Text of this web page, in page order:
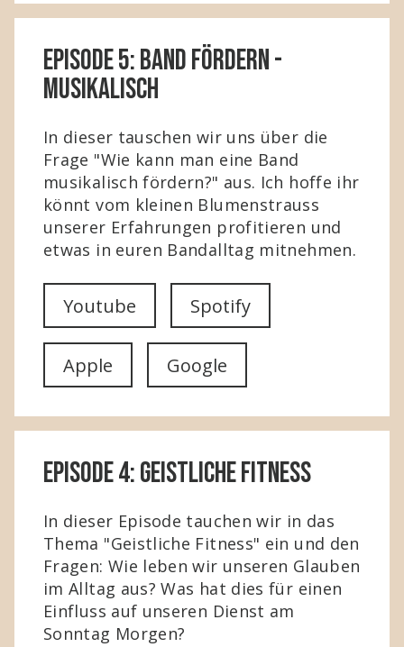
Episode 5: Band fördern -
musikalisch
In dieser tauschen wir uns über die
Frage "Wie kann man eine Band
musikalisch fördern?" aus. Ich hoffe ihr
könnt vom kleinen Blumenstrauss
unserer Erfahrungen profitieren und
etwas in euren Bandalltag mitnehmen.
Youtube Spotify
Apple Google
Episode 4: Geistliche Fitness
In dieser Episode tauchen wir in das
Thema "Geistliche Fitness" ein und den
Fragen: Wie leben wir unseren Glauben
im Alltag aus? Was hat dies für einen
Einfluss auf unseren Dienst am
Sonntag Morgen?